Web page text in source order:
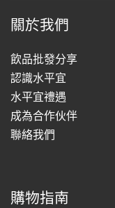
關於我們
飲品批發分享
認識水平宜
水平宜禮遇
成為合作伙伴
聯絡我們
購物指南